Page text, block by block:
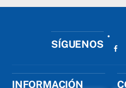
SÍGUENOS
INFORMACIÓN